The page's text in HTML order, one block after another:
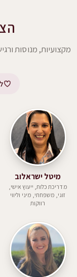
מקצועיות, מנוסות
מיטל ישראלוב
מדריכת כלות, ייעוץ אישי,
זוגי, משפחתי, מיני וליווי
רווקות